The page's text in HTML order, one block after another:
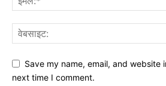
Save my name, email, and website
next time I comment.